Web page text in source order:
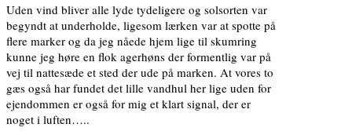
Uden vind bliver alle lyde tydeligere og solsorten var
begyndt at underholde, ligesom lærken var at spotte på
flere marker og da jeg nåede hjem lige til skumring
kunne jeg høre en flok agerhøns der formentlig var på
vej til nattesæde et sted der ude på marken. At vores to
gæs også har fundet det lille vandhul her lige uden for
ejendommen er også for mig et klart signal, der er
noget i luften…..